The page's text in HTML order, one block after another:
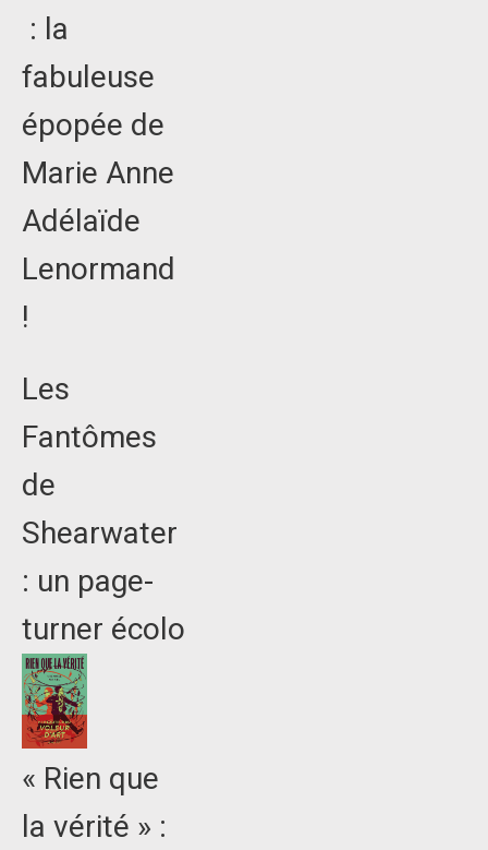
: la
fabuleuse
épopée de
Marie Anne
Adélaïde
Lenormand
!
Les
Fantômes
de
Shearwater
: un page-
turner écolo
« Rien que
la vérité » :